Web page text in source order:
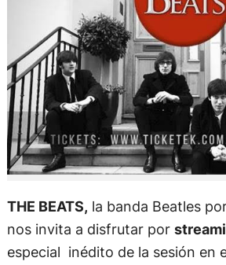
THE BEATS, la banda Beatles
nos invita a disfrutar por
especial inédito de la sesión en